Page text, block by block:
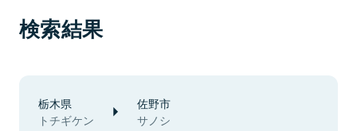
検索結果
栃木県
トチギケン
佐野市
サノシ